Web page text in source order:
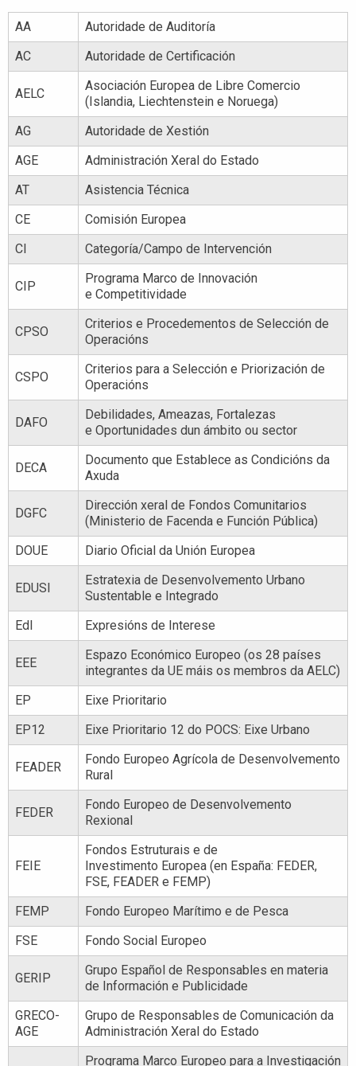
AA
Autoridade de Auditoría
AC
Autoridade de Certificación
AELC
Asociación Europea de Libre Comercio
(Islandia, Liechtenstein e Noruega)
AG
Autoridade de Xestión
AGE
Administración Xeral do Estado
AT
Asistencia Técnica
CE
Comisión Europea
CI
Categoría/Campo de Intervención
CIP
Programa Marco de Innovación
e Competitividade
CPSO
Criterios e Procedementos de Selección de
Operacións
CSPO
Criterios para a Selección e Priorización de
Operacións
DAFO
Debilidades, Ameazas, Fortalezas
e Oportunidades dun ámbito ou sector
DECA
Documento que Establece as Condicións da
Axuda
DGFC
Dirección xeral de Fondos Comunitarios
(Ministerio de Facenda e Función Pública)
DOUE
Diario Oficial da Unión Europea
EDUSI
Estratexia de Desenvolvemento Urbano
Sustentable e Integrado
EdI
Expresións de Interese
EEE
Espazo Económico Europeo (os 28 países
integrantes da UE máis os membros da AELC)
EP
Eixe Prioritario
EP12
Eixe Prioritario 12 do POCS: Eixe Urbano
FEADER
Fondo Europeo Agrícola de Desenvolvemento
Rural
FEDER
Fondo Europeo de Desenvolvemento
Rexional
FEIE
Fondos Estruturais e de
Investimento Europea (en España: FEDER,
FSE, FEADER e FEMP)
FEMP
Fondo Europeo Marítimo e de Pesca
FSE
Fondo Social Europeo
GERIP
Grupo Español de Responsables en materia
de Información e Publicidade
GRECO-
AGE
Grupo de Responsables de Comunicación da
Administración Xeral do Estado
Programa Marco Europeo para a Investigación